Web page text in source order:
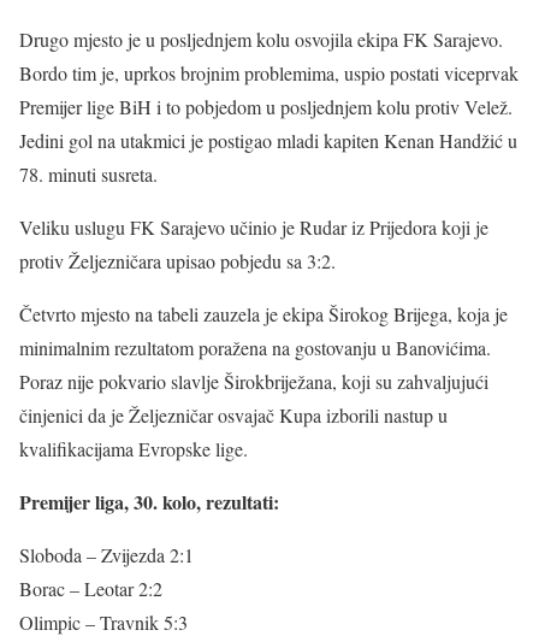
Drugo mjesto je u posljednjem kolu osvojila ekipa FK Sarajevo.
Bordo tim je, uprkos brojnim problemima, uspio postati viceprvak
Premijer lige BiH i to pobjedom u posljednjem kolu protiv Velež.
Jedini gol na utakmici je postigao mladi kapiten Kenan Handžić u
78. minuti susreta.
Veliku uslugu FK Sarajevo učinio je Rudar iz Prijedora koji je
protiv Željezničara upisao pobjedu sa 3:2.
Četvrto mjesto na tabeli zauzela je ekipa Širokog Brijega, koja je
minimalnim rezultatom poražena na gostovanju u Banovićima.
Poraz nije pokvario slavlje Širokbriježana, koji su zahvaljujući
činjenici da je Željezničar osvajač Kupa izborili nastup u
kvalifikacijama Evropske lige.
Premijer liga, 30. kolo, rezultati:
Sloboda – Zvijezda 2:1
Borac – Leotar 2:2
Olimpic – Travnik 5:3